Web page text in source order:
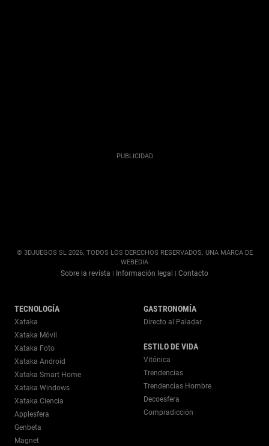
© 3DJUEGOS SL 2026. TODOS LOS DERECHOS RESERVADOS. UNA MARCA DE
WEBEDIA
Sobre la revista Información legal Contacto
TECNOLOGÍA
Xataka
Xataka Móvil
Xataka Foto
Xataka Android
Xataka Smart Home
Xataka Windows
Xataka Ciencia
Applesfera
Genbeta
Magnet
GASTRONOMÍA
Directo al Paladar
ESTILO DE VIDA
Vitónica
Trendencias
Trendencias Hombre
Decoesfera
Compradicción